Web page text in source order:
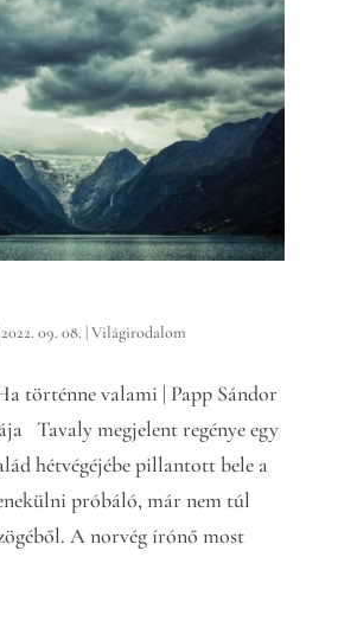
2022. 09. 08. |Világirodalom
történne valami | Papp Sándor
Tavaly megjelent regénye egy
hétvégéjébe pillantott bele a
próbáló, már nem túl
A norvég írónő most